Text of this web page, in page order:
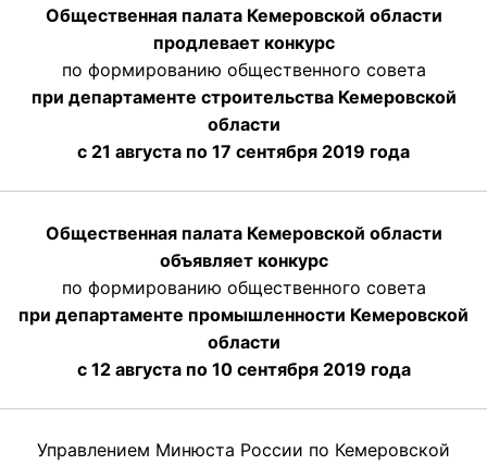
Общественная палата Кемеровской области
продлевает конкурс
по формированию общественного совета
при департаменте строительства Кемеровской
области
с 21 августа по 17 сентября 2019 года
Общественная палата Кемеровской области
объявляет конкурс
по формированию общественного совета
при департаменте промышленности Кемеровской
области
с 12 августа по 10 сентября 2019 года
Управлением Минюста России по Кемеровской